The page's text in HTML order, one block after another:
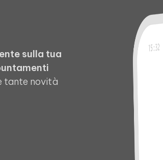
sulla tua
tante novità